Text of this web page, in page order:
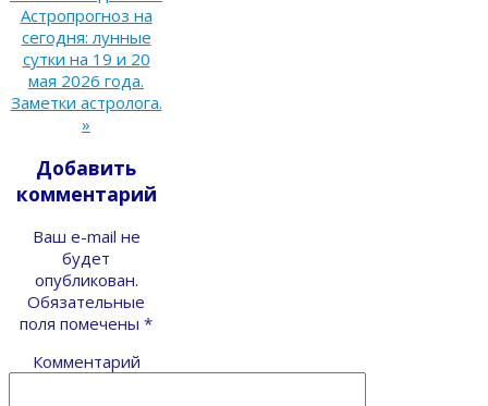
Астропрогноз на
сегодня: лунные
сутки на 19 и 20
мая 2026 года.
Заметки астролога.
»
Добавить
комментарий
Ваш e-mail не
будет
опубликован.
Обязательные
поля помечены *
Комментарий